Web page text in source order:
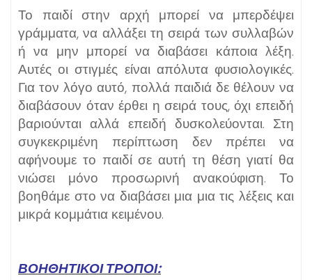
Το παιδί στην αρχή μπορεί να μπερδέψει
γράμματα, να αλλάξει τη σειρά των συλλαβών
ή να μην μπορεί να διαβάσει κάποια λέξη.
Αυτές οι στιγμές είναι απόλυτα φυσιολογικές.
Για τον λόγο αυτό, πολλά παιδιά δε θέλουν να
διαβάσουν όταν έρθει η σειρά τους, όχι επειδή
βαριούνται αλλά επειδή δυσκολεύονται. Στη
συγκεκριμένη περίπτωση δεν πρέπει να
αφήνουμε το παιδί σε αυτή τη θέση γιατί θα
νιώσει μόνο προσωρινή ανακούφιση. Το
βοηθάμε στο να διαβάσει μια μια τις λέξεις και
μικρά κομμάτια κειμένου.
ΒΟΗΘΗΤΙΚΟΙ ΤΡΟΠΟΙ: